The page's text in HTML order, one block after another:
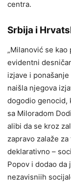
centra.
Srbija i
„Milanović se
evidentni
izjave i
naišla njegova
dogodio genocid,
sa Miloradom
alibi da se kroz
zapravo zalaže
deklarativno –
Popov i dodao da
nezavisniih